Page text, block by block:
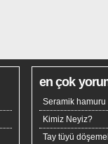
en çok
Seramik hamuru
Kimiz Neyiz?
Tay tüyü